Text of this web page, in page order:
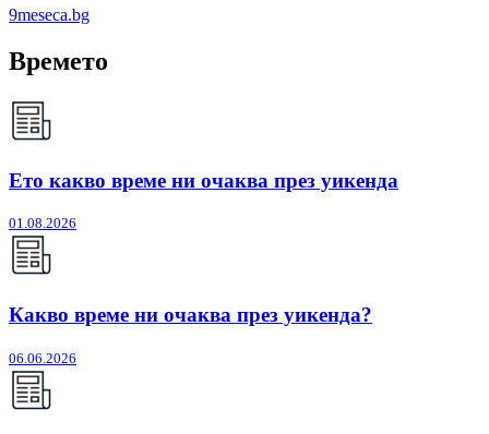
9meseca.bg
Времето
Ето какво време ни очаква през уикенда
01.08.2026
Какво време ни очаква през уикенда?
06.06.2026